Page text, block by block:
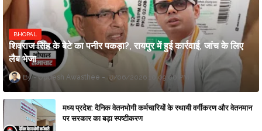
BHOPAL
शिवराज सिंह के बेटे का पनीर पकड़ा?, रायपुर में हुई कार्रवाई, जांच के लिए
लैब भेजा
Updesh Awasthee 8/06/2026 10:09:00 PM
मध्य प्रदेश: दैनिक वेतनभोगी कर्मचारियों के स्थायी वर्गीकरण और वेतनमान
पर सरकार का बड़ा स्पष्टीकरण